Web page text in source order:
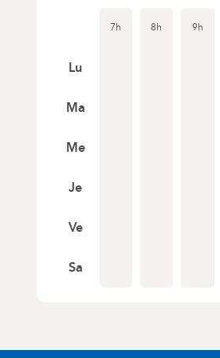
7h 8h 9h
Lu
Ma
Me
Je
Ve
Sa